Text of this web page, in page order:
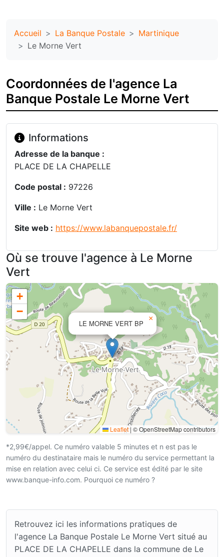
Accueil La Banque Postale
Martinique
Le Morne Vert
Coordonnées de l'agence La
Banque Postale Le Morne Vert
Informations
Adresse de la banque :
PLACE DE LA CHAPELLE
Code postal : 97226
Ville : Le Morne Vert
Site web : https://www.labanquepostale.fr/
Où se trouve l'agence à Le Morne
Vert
LE MORNE VERT BP
×
+
−
Leaflet| © OpenStreetMap contributors
*2,99€/appel. Ce numéro valable 5 minutes et n est pas le
numéro du destinataire mais le numéro du service permettant la
mise en relation avec celui ci. Ce service est édité par le site
www.banque-info.com. Pourquoi ce numéro ?
Retrouvez ici les informations pratiques de
l'agence La Banque Postale Le Morne Vert situé au
PLACE DE LA CHAPELLE dans la commune de Le